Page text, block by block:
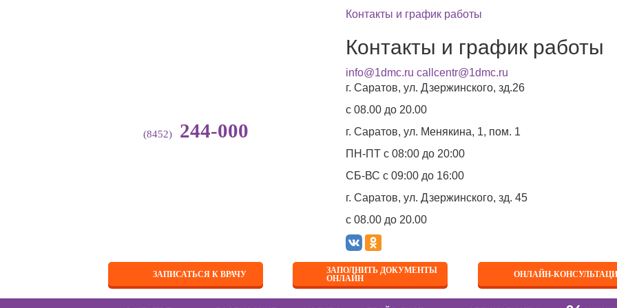
(8452) 244-000
Контакты и график работы
Контакты и график работы
info@1dmc.ru callcentr@1dmc.ru
г. Саратов, ул. Дзержинского, зд.26
c 08.00 до 20.00
г. Саратов, ул. Менякина, 1, пом. 1
ПН-ПТс 08:00 до 20:00
СБ-ВС с 09:00 до 16:00
г. Саратов, ул. Дзержинского, зд. 45
c 08.00 до 20.00
ЗАПИСАТЬСЯ К ВРАЧУ
ЗАПОЛНИТЬ ДОКУМЕНТЫ
ОНЛАЙН
ОНЛАЙН-
Прокалывание ушей в Первом детском медицинском
Прокалывание ушей в
медицинском центре
Мы рады сообщить вам, что Первый детский медицинский
попрокалыванию ушейсамым современным, быстрым,
способом! Теперь Ваши принцессы смогут радовать всех
Выдача справок и
заключений